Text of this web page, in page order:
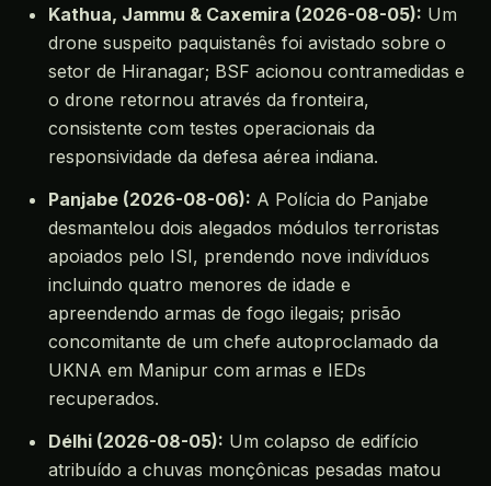
Kathua, Jammu & Caxemira (2026-08-05): Um
drone suspeito paquistanês foi avistado sobre o
setor de Hiranagar; BSF acionou contramedidas e
o drone retornou através da fronteira,
consistente com testes operacionais da
responsividade da defesa aérea indiana.
Panjabe (2026-08-06): A Polícia do Panjabe
desmantelou dois alegados módulos terroristas
apoiados pelo ISI, prendendo nove indivíduos
incluindo quatro menores de idade e
apreendendo armas de fogo ilegais; prisão
concomitante de um chefe autoproclamado da
UKNA em Manipur com armas e IEDs
recuperados.
Délhi (2026-08-05): Um colapso de edifício
atribuído a chuvas monçônicas pesadas matou